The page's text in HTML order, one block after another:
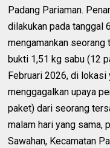
Padang Pariaman.
dilakukan pada tanggal
mengamankan seorang
bukti 1,51 kg sabu (12
Februari 2026, di
menggagalkan upaya
paket) dari seorang
malam hari yang sama,
Sawahan, Kecamatan